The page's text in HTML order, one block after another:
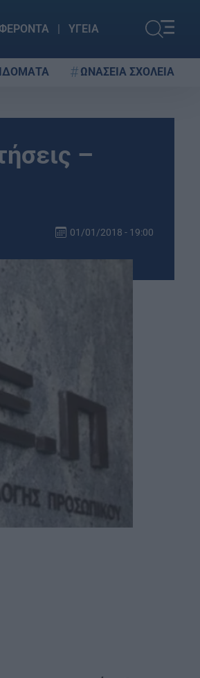
ΥΓΕΙΑ
ΩΝΑΣΕΙΑ ΣΧΟΛΕΙΑ
–
01/01/2018 - 19:00